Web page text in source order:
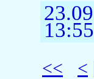
13:55
<< <